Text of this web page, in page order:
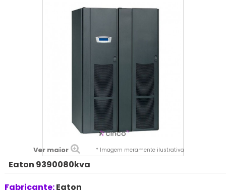
Ver maior * Imagem meramente ilustrativa
Eaton 9390080kva
Fabricante:Eaton